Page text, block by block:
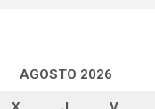
AGOSTO 2026